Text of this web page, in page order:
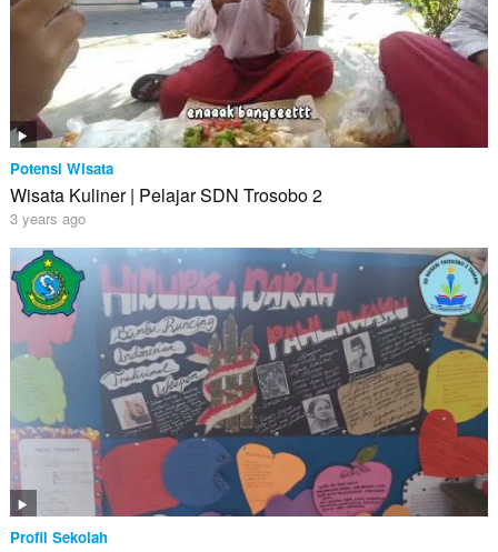
Potensi Wisata
Wisata Kuliner | Pelajar SDN Trosobo 2
3 years ago
Profil Sekolah